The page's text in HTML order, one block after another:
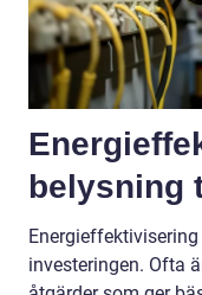
belysning
investeringen. Ofta